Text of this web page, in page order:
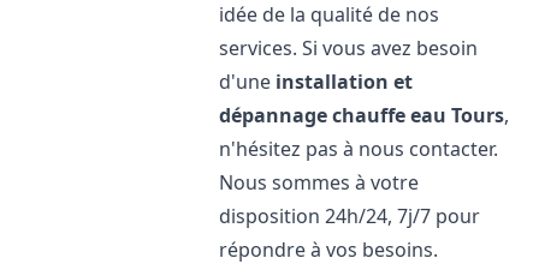
idée de la qualité de nos
services. Si vous avez besoin
d'une installation et
dépannage chauffe eau Tours,
n'hésitez pas à nous contacter.
Nous sommes à votre
disposition 24h/24, 7j/7 pour
répondre à vos besoins.